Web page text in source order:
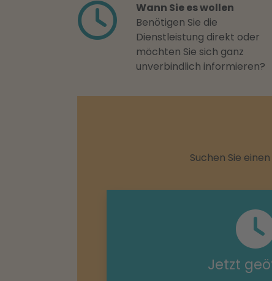
Wann Sie es wollen
Benötigen Sie die
Dienstleistung direkt oder
möchten Sie sich ganz
unverbindlich informieren?
Suchen Sie
Jetzt